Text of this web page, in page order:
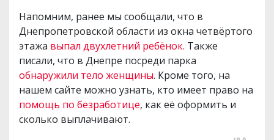
Напомним, ранее мы сообщали, что в
Днепропетровской области из окна четвёртого
этажа выпал двухлетний ребёнок. Также
писали, что в Днепре посреди парка
обнаружили тело женщины. Кроме того, на
нашем сайте можно узнать, кто имеет право на
помощь по безработице, как её оформить и
сколько выплачивают.